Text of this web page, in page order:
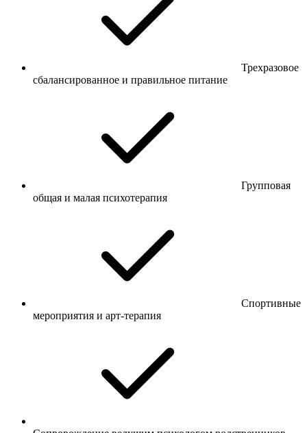
Трехразовое
сбалансированное и правильное питание
Групповая
общая и малая психотерапия
Спортивные
мероприятия и арт-терапия